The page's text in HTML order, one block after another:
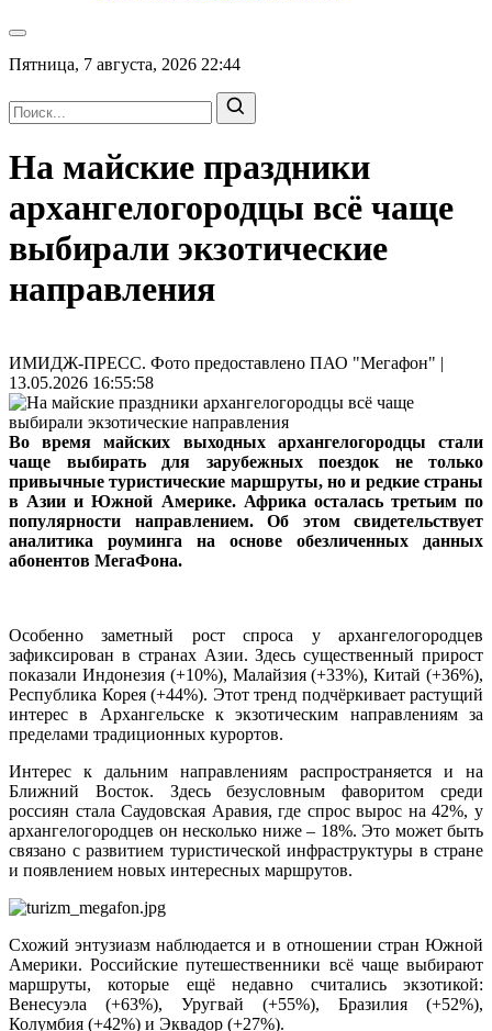
Пятница, 7 августа, 2026 22:44
На майские праздники
архангелогородцы всё чаще
выбирали экзотические
направления
ИМИДЖ-ПРЕСС. Фото предоставлено ПАО "Мегафон" |
13.05.2026 16:55:58
Во время майских выходных архангелогородцы стали
чаще выбирать для зарубежных поездок не только
привычные туристические маршруты, но и редкие страны
в Азии и Южной Америке. Африка осталась третьим по
популярности направлением. Об этом свидетельствует
аналитика роуминга на основе обезличенных данных
абонентов МегаФона.
Особенно заметный рост спроса у архангелогородцев
зафиксирован в странах Азии. Здесь существенный прирост
показали Индонезия (+10%), Малайзия (+33%), Китай (+36%),
Республика Корея (+44%). Этот тренд подчёркивает растущий
интерес в Архангельске к экзотическим направлениям за
пределами традиционных курортов.
Интерес к дальним направлениям распространяется и на
Ближний Восток. Здесь безусловным фаворитом среди
россиян стала Саудовская Аравия, где спрос вырос на 42%, у
архангелогородцев он несколько ниже – 18%. Это может быть
связано с развитием туристической инфраструктуры в стране
и появлением новых интересных маршрутов.
Схожий энтузиазм наблюдается и в отношении стран Южной
Америки. Российские путешественники всё чаще выбирают
маршруты, которые ещё недавно считались экзотикой:
Венесуэла (+63%), Уругвай (+55%), Бразилия (+52%),
Колумбия (+42%) и Эквадор (+27%).